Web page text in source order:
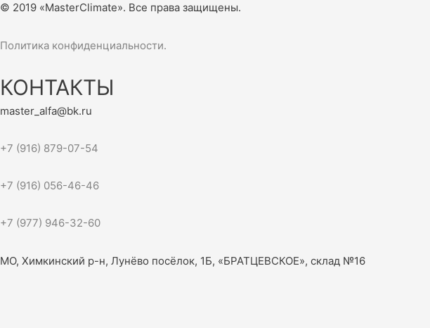
© 2019 «MasterClimate». Все права защищены.
Политика конфиденциальности.
КОНТАКТЫ
master_alfa@bk.ru
+7 (916) 879-07-54
+7 (916) 056-46-46
+7 (977) 946-32-60
МО, Химкинский р-н, Лунёво посёлок, 1Б, «БРАТЦЕВСКОЕ», склад №16